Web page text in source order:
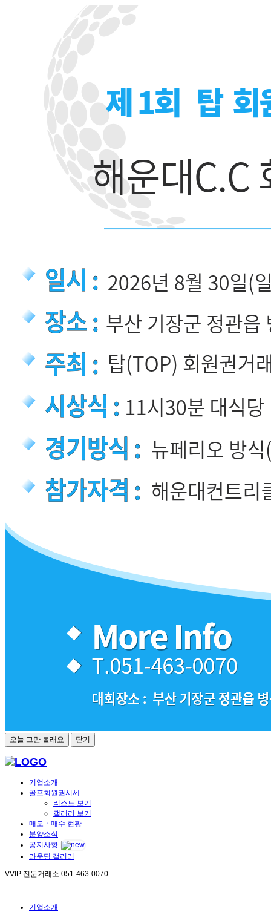
오늘 그만 볼래요 닫기
기업소개
골프회원권시세
리스트 보기
갤러리 보기
매도ㆍ매수 현황
분양소식
공지사항
라운딩 갤러리
VVIP 전문거래소 051-463-0070
기업소개